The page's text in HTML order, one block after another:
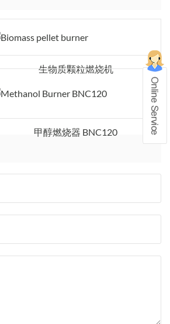
生物质颗粒燃烧机
甲醇燃烧器 BNC120